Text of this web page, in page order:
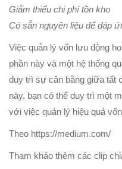
Giảm thiểu chi phí tồn kho
Có sẵn nguyên liệu để đáp
Việc quản lý vốn lưu động
phần này và một hệ thống
duy trì sự cân bằng giữa tất
này, bạn có thể duy trì một
với việc quản lý hiệu quả
Theo https://medium.com/
Tham khảo thêm các clip